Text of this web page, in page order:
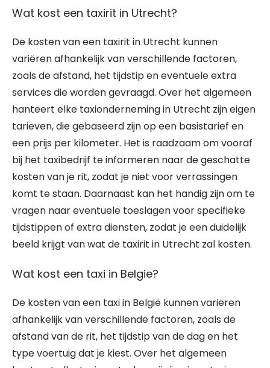
Wat kost een taxirit in Utrecht?
De kosten van een taxirit in Utrecht kunnen
variëren afhankelijk van verschillende factoren,
zoals de afstand, het tijdstip en eventuele extra
services die worden gevraagd. Over het algemeen
hanteert elke taxionderneming in Utrecht zijn eigen
tarieven, die gebaseerd zijn op een basistarief en
een prijs per kilometer. Het is raadzaam om vooraf
bij het taxibedrijf te informeren naar de geschatte
kosten van je rit, zodat je niet voor verrassingen
komt te staan. Daarnaast kan het handig zijn om te
vragen naar eventuele toeslagen voor specifieke
tijdstippen of extra diensten, zodat je een duidelijk
beeld krijgt van wat de taxirit in Utrecht zal kosten.
Wat kost een taxi in Belgie?
De kosten van een taxi in België kunnen variëren
afhankelijk van verschillende factoren, zoals de
afstand van de rit, het tijdstip van de dag en het
type voertuig dat je kiest. Over het algemeen